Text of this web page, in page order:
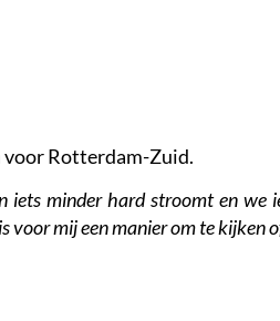
voor Rotterdam-Zuid.
minder hard stroomt en we
mij een manier om te kijken